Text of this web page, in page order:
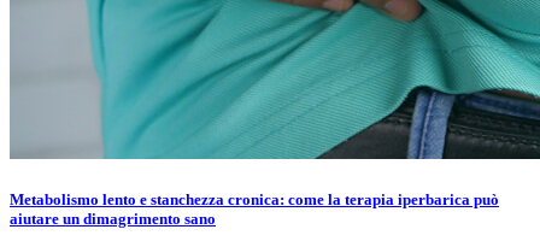
Metabolismo lento e stanchezza cronica: come la terapia iperbarica può
aiutare un dimagrimento sano